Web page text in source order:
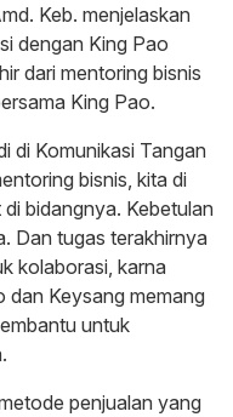
Keb. menjelaskan
dengan King Pao
dari mentoring bisnis
King Pao.
di Komunikasi Tangan
bisnis, kita di
bidangnya. Kebetulan
Dan tugas terakhirnya
kolaborasi, karna
dan Keysang memang
untuk
penjualan yang